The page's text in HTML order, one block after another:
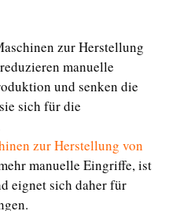
zur Herstellung
manuelle
und senken die
sich für die
zur Herstellung von
manuelle Eingriffe, ist
eignet sich daher für